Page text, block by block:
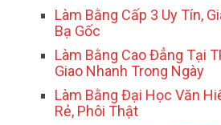
Làm Bằng Cấp 3 Uy Tín,
Bạ Gốc
Làm Bằng Cao Đẳng Tại
Giao Nhanh Trong Ngày
Làm Bằng Đại Học Văn
Rẻ, Phôi Thật